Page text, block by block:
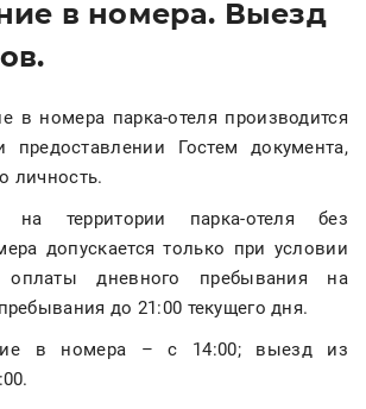
в номера. Выезд
в номера парка-отеля производится
Гостем документа,
личность.
на территории парка-отеля без
допускается только при условии
оплаты дневного пребывания на
до 21:00 текущего дня.
в номера – с 14:00; выезд из